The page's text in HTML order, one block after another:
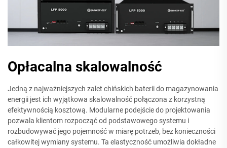
Opłacalna skalowalność
Jedną z najważniejszych zalet chińskich baterii do magazynowania
energii jest ich wyjątkowa skalowalność połączona z korzystną
efektywnością kosztową. Modularne podejście do projektowania
pozwala klientom rozpocząć od podstawowego systemu i
rozbudowywać jego pojemność w miarę potrzeb, bez konieczności
całkowitej wymiany systemu. Ta elastyczność umożliwia dokładne